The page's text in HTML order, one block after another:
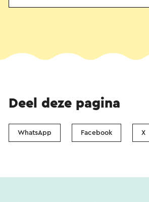
Deel deze pagina
WhatsApp Facebook X